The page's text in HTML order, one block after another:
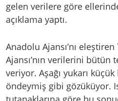
gelen verilere göre
açıklama yaptı.
Anadolu Ajansı’nı eleştiren
Ajansı’nın verilerini bütün
veriyor. Aşağı yukarı
öndeymiş gibi gözüküyor.